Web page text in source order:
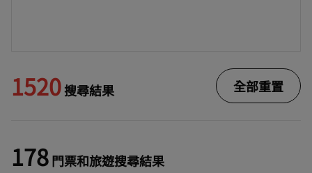
1520搜尋結果 全部重置
178門票和旅遊搜尋結果